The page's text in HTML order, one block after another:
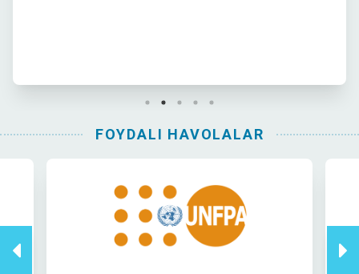
FOYDALI HAVOLALAR